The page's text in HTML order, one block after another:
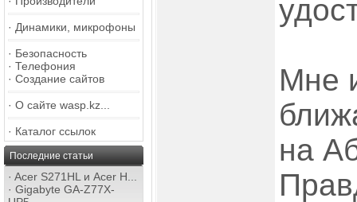
· Динамики, микрофоны
· Безопасность
· Телефония
· Создание сайтов
· О сайте wasp.kz...
· Каталог ссылок
Последние статьи
· Acer S271HL и Acer H...
· Gigabyte GA-Z77X-
Мне
на